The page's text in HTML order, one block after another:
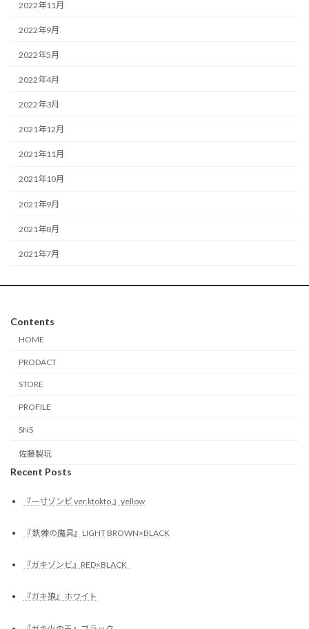
2022年11月
2022年9月
2022年5月
2022年4月
2022年3月
2021年12月
2021年11月
2021年10月
2021年9月
2021年8月
2021年7月
Contents
HOME
PRODACT
STORE
PROFILE
SNS
佐藤製玩
Recent Posts
『一寸ゾンビ ver.ktokto 』yellow
『 鉄棘の魔具』LIGHT BROWN×BLACK
『ガキゾンビ』RED×BLACK
『ガキ狼』ホワイト